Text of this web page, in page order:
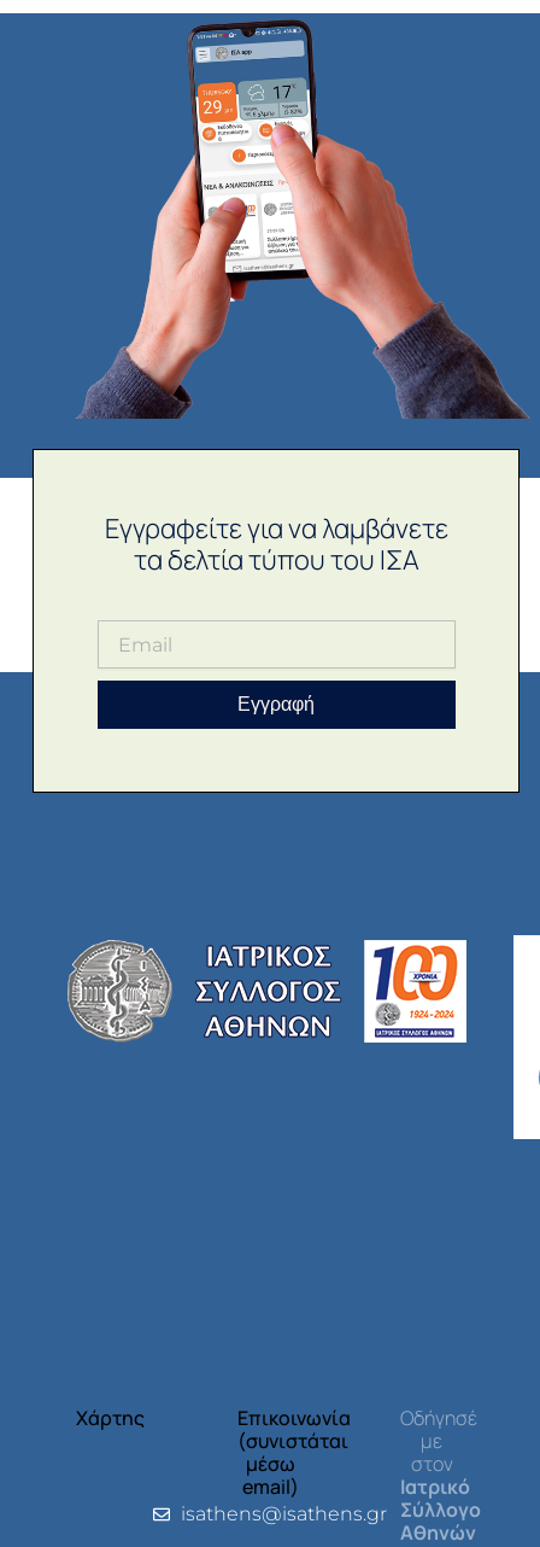
Εγγραφείτε για να λαμβάνετε
τα δελτία τύπου του ΙΣΑ
Εγγραφή
Χάρτης
Επικοινωνία
(συνιστάται
μέσω
email)
isathens@isathens.gr
Οδήγησέ
με
στον
Ιατρικό
Σύλλογο
Αθηνών